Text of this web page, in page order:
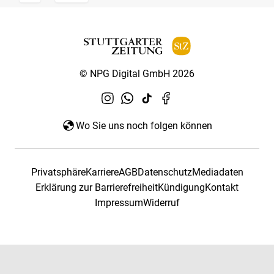
© NPG Digital GmbH 2026
Wo Sie uns noch folgen können
PrivatsphäreKarriereAGBDatenschutzMediadaten
Erklärung zur BarrierefreiheitKündigungKontakt
ImpressumWiderruf